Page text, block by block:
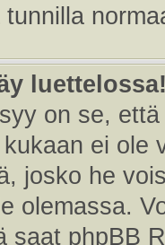
on se,
ei ole
josko he
olemassa.
saat phpBB